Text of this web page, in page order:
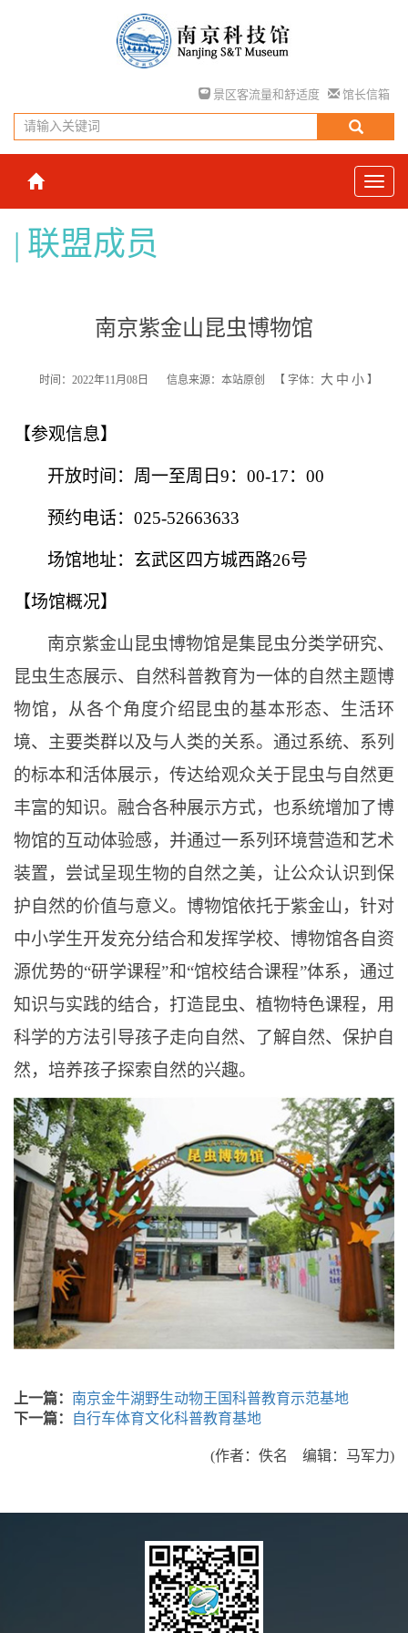
景区客流量和舒适度 馆长信箱
联盟成员
南京紫金山昆虫博物馆
时间：2022年11月08日 信息来源：本站原创 【 字体： 大 中 小 】
【参观信息】
开放时间：周一至周日9：00-17：00
预约电话： 025-52663633
场馆地址：玄武区四方城西路26号
【场馆概况】
南京紫金山昆虫博物馆是集昆虫分类学研究、
昆虫生态展示、自然科普教育为一体的自然主题博
物馆，从各个角度介绍昆虫的基本形态、生活环
境、主要类群以及与人类的关系。通过系统、系列
的标本和活体展示，传达给观众关于昆虫与自然更
丰富的知识。融合各种展示方式，也系统增加了博
物馆的互动体验感，并通过一系列环境营造和艺术
装置，尝试呈现生物的自然之美，让公众认识到保
护自然的价值与意义。博物馆依托于紫金山，针对
中小学生开发充分结合和发挥学校、博物馆各自资
源优势的“研学课程”和“馆校结合课程”体系，通过
知识与实践的结合，打造昆虫、植物特色课程，用
科学的方法引导孩子走向自然、了解自然、保护自
然，培养孩子探索自然的兴趣。
上一篇： 南京金牛湖野生动物王国科普教育示范基地
下一篇：
自行车体育文化科普教育基地
(作者：佚名 编辑：马军力)